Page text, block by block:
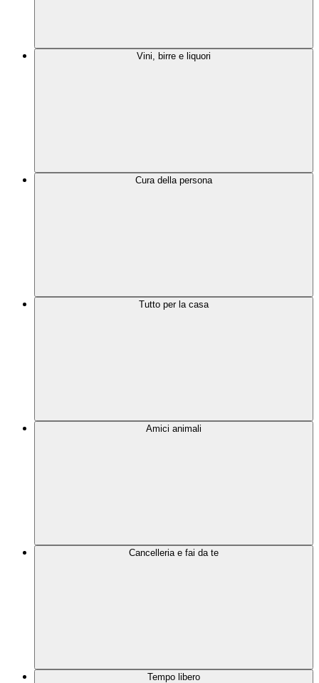
Vini, birre e liquori
Cura della persona
Tutto per la casa
Amici animali
Cancelleria e fai da te
Tempo libero